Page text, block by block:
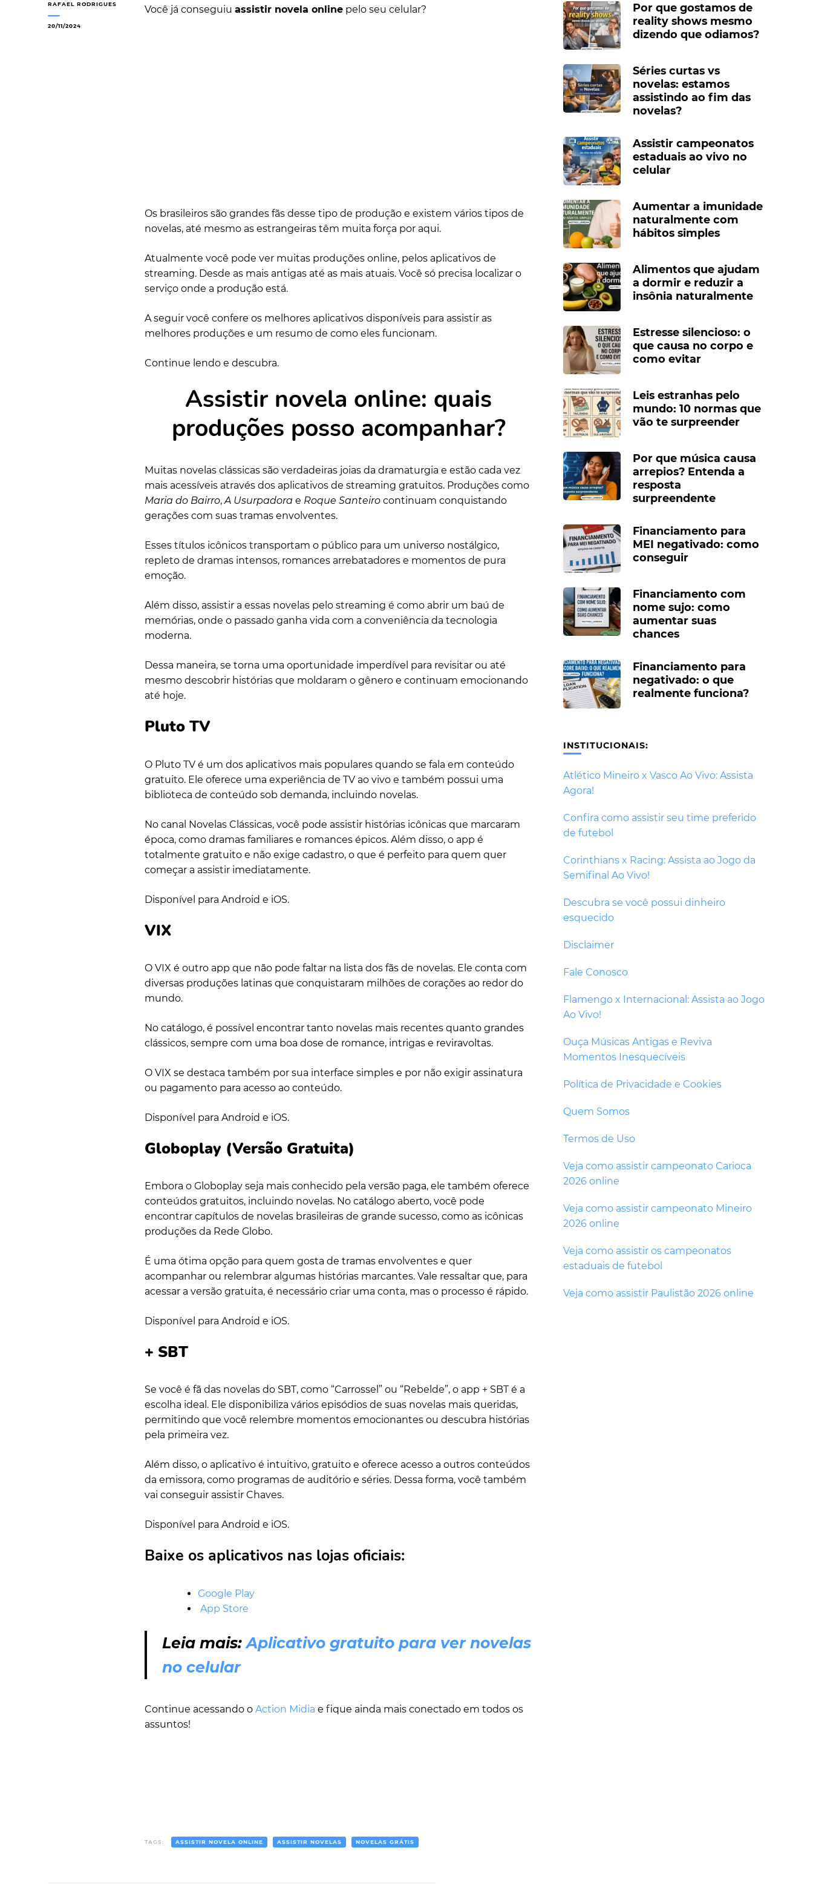
RAFAEL RODRIGUES
20/11/2024
Você já conseguiu assistir novela online pelo seu celular?
Os brasileiros são grandes fãs desse tipo de produção e existem vários tipos de
novelas, até mesmo as estrangeiras têm muita força por aqui.
Atualmente você pode ver muitas produções online, pelos aplicativos de
streaming. Desde as mais antigas até as mais atuais. Você só precisa localizar o
serviço onde a produção está.
A seguir você confere os melhores aplicativos disponíveis para assistir as
melhores produções e um resumo de como eles funcionam.
Continue lendo e descubra.
Assistir novela online: quais
produções posso acompanhar?
Muitas novelas clássicas são verdadeiras joias da dramaturgia e estão cada vez
mais acessíveis através dos aplicativos de streaming gratuitos. Produções como
Maria do Bairro,A Usurpadora e Roque Santeiro continuam conquistando
gerações com suas tramas envolventes.
Esses títulos icônicos transportam o público para um universo nostálgico,
repleto de dramas intensos, romances arrebatadores e momentos de pura
emoção.
Além disso, assistir a essas novelas pelo streaming é como abrir um baú de
memórias, onde o passado ganha vida com a conveniência da tecnologia
moderna.
Dessa maneira, se torna uma oportunidade imperdível para revisitar ou até
mesmo descobrir histórias que moldaram o gênero e continuam emocionando
até hoje.
Pluto TV
O Pluto TV é um dos aplicativos mais populares quando se fala em conteúdo
gratuito. Ele oferece uma experiência de TV ao vivo e também possui uma
biblioteca de conteúdo sob demanda, incluindo novelas.
No canal Novelas Clássicas, você pode assistir histórias icônicas que marcaram
época, como dramas familiares e romances épicos. Além disso, o app é
totalmente gratuito e não exige cadastro, o que é perfeito para quem quer
começar a assistir imediatamente.
Disponível para Android e iOS.
VIX
O VIX é outro app que não pode faltar na lista dos fãs de novelas. Ele conta com
diversas produções latinas que conquistaram milhões de corações ao redor do
mundo.
No catálogo, é possível encontrar tanto novelas mais recentes quanto grandes
clássicos, sempre com uma boa dose de romance, intrigas e reviravoltas.
O VIX se destaca também por sua interface simples e por não exigir assinatura
ou pagamento para acesso ao conteúdo.
Disponível para Android e iOS.
Globoplay (Versão Gratuita)
Embora o Globoplay seja mais conhecido pela versão paga, ele também oferece
conteúdos gratuitos, incluindo novelas. No catálogo aberto, você pode
encontrar capítulos de novelas brasileiras de grande sucesso, como as icônicas
produções da Rede Globo.
É uma ótima opção para quem gosta de tramas envolventes e quer
acompanhar ou relembrar algumas histórias marcantes. Vale ressaltar que, para
acessar a versão gratuita, é necessário criar uma conta, mas o processo é rápido.
Disponível para Android e iOS.
+ SBT
Se você é fã das novelas do SBT, como “Carrossel” ou “Rebelde”, o app + SBT é a
escolha ideal. Ele disponibiliza vários episódios de suas novelas mais queridas,
permitindo que você relembre momentos emocionantes ou descubra histórias
pela primeira vez.
Além disso, o aplicativo é intuitivo, gratuito e oferece acesso a outros conteúdos
da emissora, como programas de auditório e séries. Dessa forma, você também
vai conseguir assistir Chaves.
Disponível para Android e iOS.
Baixe os aplicativos nas lojas oficiais:
Google Play
App Store
Leia mais:Aplicativo gratuito para ver novelas
no celular
Continue acessando o Action Midia e fique ainda mais conectado em todos os
assuntos!
TAGS: ASSISTIR NOVELA ONLINE ASSISTIR NOVELAS NOVELAS GRÁTIS
Por que gostamos de
reality shows mesmo
dizendo que odiamos?
Séries curtas vs
novelas: estamos
assistindo ao fim das
novelas?
Assistir campeonatos
estaduais ao vivo no
celular
Aumentar a imunidade
naturalmente com
hábitos simples
Alimentos que ajudam
a dormir e reduzir a
insônia naturalmente
Estresse silencioso: o
que causa no corpo e
como evitar
Leis estranhas pelo
mundo: 10 normas que
vão te surpreender
Por que música causa
arrepios? Entenda a
resposta
surpreendente
Financiamento para
MEI negativado: como
conseguir
Financiamento com
nome sujo: como
aumentar suas
chances
Financiamento para
negativado: o que
realmente funciona?
INSTITUCIONAIS:
Atlético Mineiro x Vasco Ao Vivo: Assista
Agora!
Confira como assistir seu time preferido
de futebol
Corinthians x Racing: Assista ao Jogo da
Semifinal Ao Vivo!
Descubra se você possui dinheiro
esquecido
Disclaimer
Fale Conosco
Flamengo x Internacional: Assista ao Jogo
Ao Vivo!
Ouça Músicas Antigas e Reviva
Momentos Inesquecíveis
Política de Privacidade e Cookies
Quem Somos
Termos de Uso
Veja como assistir campeonato Carioca
2026 online
Veja como assistir campeonato Mineiro
2026 online
Veja como assistir os campeonatos
estaduais de futebol
Veja como assistir Paulistão 2026 online